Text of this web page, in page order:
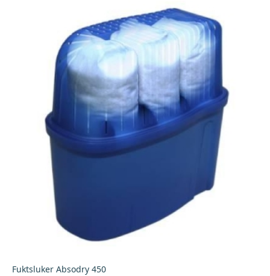
Fuktsluker Absodry 450